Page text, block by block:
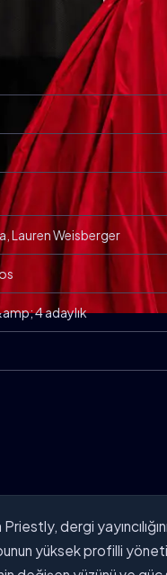
Lauren Weisberger
4 adaylık
dergi
yüksek profilli